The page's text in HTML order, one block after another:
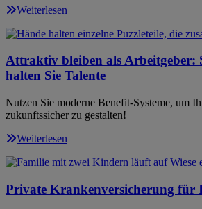
Weiterlesen
Attraktiv bleiben als Arbeitgeber:
halten Sie Talente
Nutzen Sie moderne Benefit-Systeme, um
zukunftssicher zu gestalten!
Weiterlesen
Private Krankenversicherung für